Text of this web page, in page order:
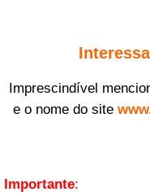
Imprescindível
e o nome do site
Importante: